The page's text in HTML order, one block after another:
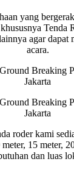
yang
Tenda
agar dapat
acara.
roder kami
15 meter,
dan luas